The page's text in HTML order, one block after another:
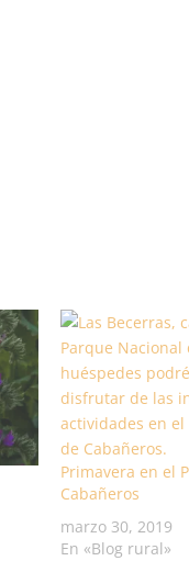
Primavera en el
Cabañeros
marzo 30, 2019
En «Blog rural»